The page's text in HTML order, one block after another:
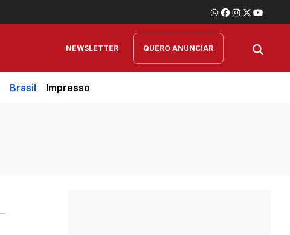
NEWSLETTER QUERO ANUNCIAR
Brasil Impresso